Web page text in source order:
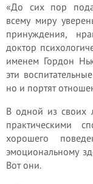
«До сих пор
всему миру
принуждения,
доктор
именем Гордон
эти
но и портят
В одной из своих
практическими
хорошего
эмоциональному
Вот они.